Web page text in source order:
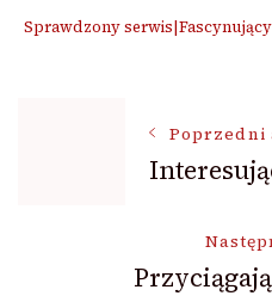
Sprawdzony
Nawigacja
Poprzedni